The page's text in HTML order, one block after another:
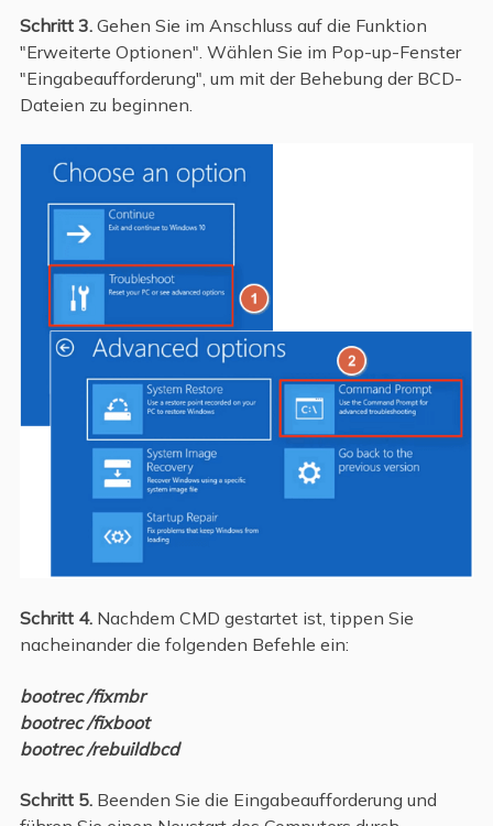
Schritt 3.Gehen Sie im Anschluss auf die Funktion
"Erweiterte Optionen". Wählen Sie im Pop-up-Fenster
"Eingabeaufforderung", um mit der Behebung der BCD-
Dateien zu beginnen.
Schritt 4. Nachdem CMD gestartet ist, tippen Sie
nacheinander die folgenden Befehle ein:
bootrec /fixmbr
bootrec /fixboot
bootrec /rebuildbcd
Schritt 5. Beenden Sie die Eingabeaufforderung und